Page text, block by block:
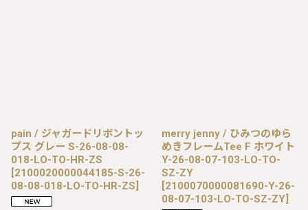
pain / ジャガードリボントッ
プス グレー S-26-08-08-
018-LO-TO-HR-ZS
[2100020000044185-S-26-
08-08-018-LO-TO-HR-ZS]
merry jenny / ひみつのゆら
めきフレームTee F ホワイト
Y-26-08-07-103-LO-TO-
SZ-ZY
[2100070000081690-Y-26-
08-07-103-LO-TO-SZ-ZY]